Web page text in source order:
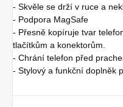
- Skvěle se drží v ruce a
- Podpora MagSafe
- Přesně kopíruje tvar
tlačítkům a konektorům.
- Chrání telefon před
- Stylový a funkční doplněk